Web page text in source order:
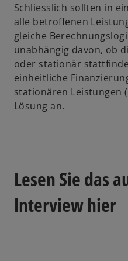
Schliesslich sollten in
alle betroffenen
gleiche
unabhängig davon, ob
oder stationär
einheitliche
stationären Leistungen
Lösung an.
Lesen Sie das
Interview hier